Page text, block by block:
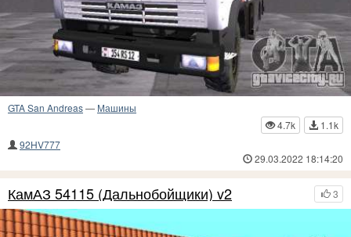
GTA San Andreas— Машины
4.7k
1.1k
92HV777
29.03.2022 18:14:20
3
КамАЗ 54115 (Дальнобойщики) v2